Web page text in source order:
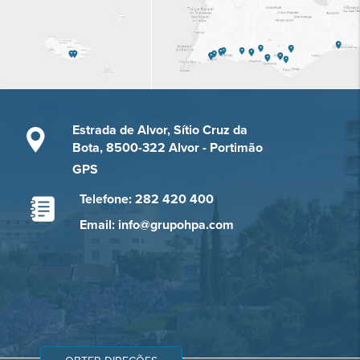
Estrada de Alvor, Sítio Cruz da
Bota, 8500-322 Alvor - Portimão
GPS
Telefone: 282 420 400
Email: info@grupohpa.com